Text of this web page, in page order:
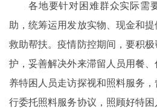
各地要针对困难群众实际需
助，统筹运用发放实物、现金和
救助帮扶。疫情防控期间，要积
护，妥善解决外来滞留人员用餐
养特困人员走访探视和照料服务
行委托照料服务协议，照顾好特